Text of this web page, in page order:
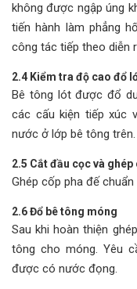
không được ngập úng
tiến hành làm phẳng
công tác tiếp theo diễn
2.4 Kiểm tra độ cao đổ
Bê tông lót được đổ
các cấu kiện tiếp xúc
nước ở lớp bê tông trên.
2.5 Cắt đầu cọc và ghép
Ghép cốp pha đế
2.6 Đổ bê tông móng
Sau khi hoàn thiện
tông cho móng. Yêu
được có nước đọng.